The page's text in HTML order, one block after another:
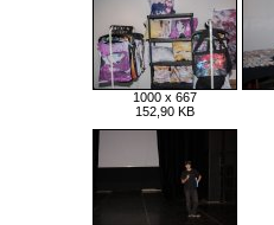
1000 x 667
152,90 KB